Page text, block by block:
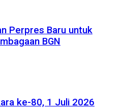
Perpres Baru untuk
BGN
ke-80, 1 Juli 2026